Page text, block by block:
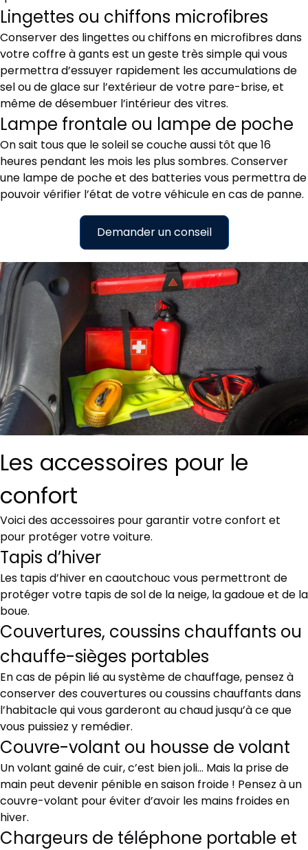
Lingettes ou chiffons microfibres
Conserver des lingettes ou chiffons en microfibres dans
votre coffre à gants est un geste très simple qui vous
permettra d’essuyer rapidement les accumulations de
sel ou de glace sur l’extérieur de votre pare-brise, et
même de désembuer l’intérieur des vitres.
Lampe frontale ou lampe de poche
On sait tous que le soleil se couche aussi tôt que 16
heures pendant les mois les plus sombres. Conserver
une lampe de poche et des batteries vous permettra de
pouvoir vérifier l’état de votre véhicule en cas de panne.
Demander un conseil
Les accessoires pour le
confort
Voici des accessoires pour garantir votre confort et
pour protéger votre voiture.
Tapis d’hiver
Les tapis d’hiver en caoutchouc vous permettront de
protéger votre tapis de sol de la neige, la gadoue et de la
boue.
Couvertures, coussins chauffants ou
chauffe-sièges portables
En cas de pépin lié au système de chauffage, pensez à
conserver des couvertures ou coussins chauffants dans
l’habitacle qui vous garderont au chaud jusqu’à ce que
vous puissiez y remédier.
Couvre-volant ou housse de volant
Un volant gainé de cuir, c’est bien joli… Mais la prise de
main peut devenir pénible en saison froide ! Pensez à un
couvre-volant pour éviter d’avoir les mains froides en
hiver.
Chargeurs de téléphone portable et